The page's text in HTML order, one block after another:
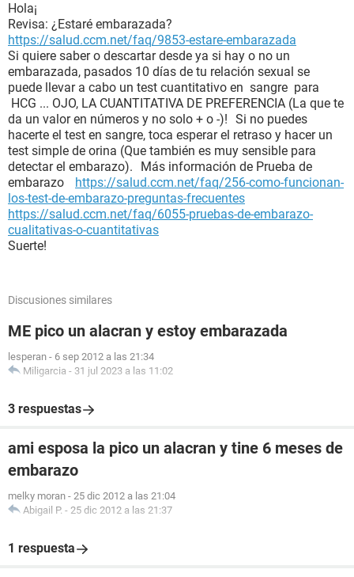
Hola¡
Revisa: ¿Estaré embarazada?
https://salud.ccm.net/faq/9853-estare-embarazada
Si quiere saber o descartar desde ya si hay o no un
embarazada, pasados 10 días de tu relación sexual se
puede llevar a cabo un test cuantitativo en sangre para
HCG ... OJO, LA CUANTITATIVA DE PREFERENCIA (La que te
da un valor en números y no solo + o -)! Si no puedes
hacerte el test en sangre, toca esperar el retraso y hacer un
test simple de orina (Que también es muy sensible para
detectar el embarazo). Más información de Prueba de
embarazo https://salud.ccm.net/faq/256-como-funcionan-
los-test-de-embarazo-preguntas-frecuentes
https://salud.ccm.net/faq/6055-pruebas-de-embarazo-
cualitativas-o-cuantitativas
Suerte!
Discusiones similares
ME pico un alacran y estoy embarazada
lesperan - 6 sep 2012 a las 21:34
Miligarcia - 31 jul 2023 a las 11:02
3 respuestas
ami esposa la pico un alacran y tine 6 meses de
embarazo
melky moran - 25 dic 2012 a las 21:04
Abigail P. - 25 dic 2012 a las 21:37
1 respuesta